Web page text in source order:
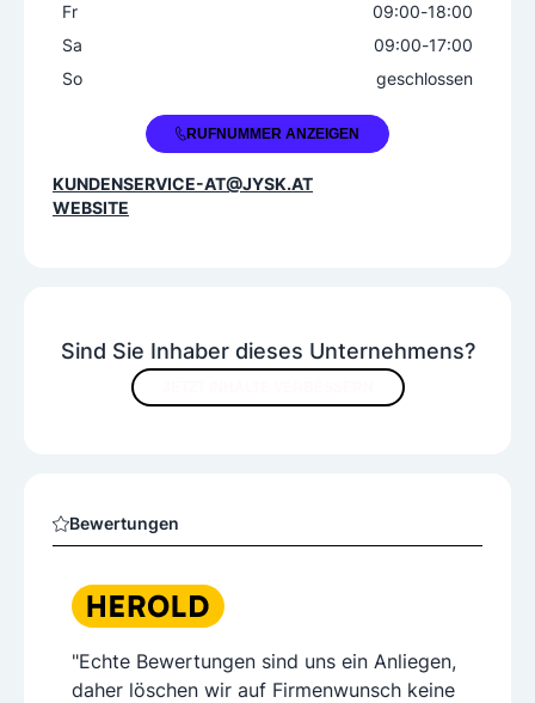
Sind Sie Inhaber dieses Unternehmens?
Bewertungen
"Echte Bewertungen sind uns ein Anliegen,
daher löschen wir auf Firmenwunsch keine
Fr
09:00-18:00
Sa
09:00-17:00
So
geschlossen
+43 1 4170491RUFNUMMER ANZEIGEN
KUNDENSERVICE-AT@JYSK.AT
WEBSITE